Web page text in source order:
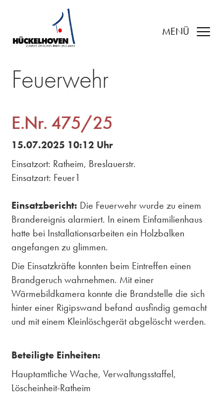
MENÜ
Feuerwehr
E.Nr. 475/25
15.07.2025 10:12 Uhr
Einsatzort: Ratheim, Breslauerstr.
Einsatzart: Feuer1
Einsatzbericht: Die Feuerwehr wurde zu einem
Brandereignis alarmiert. In einem Einfamilienhaus
hatte bei Installationsarbeiten ein Holzbalken
angefangen zu glimmen.
Die Einsatzkräfte konnten beim Eintreffen einen
Brandgeruch wahrnehmen. Mit einer
Wärmebildkamera konnte die Brandstelle die sich
hinter einer Rigipswand befand ausfindig gemacht
und mit einem Kleinlöschgerät abgelöscht werden.
Beteiligte Einheiten:
Hauptamtliche Wache, Verwaltungsstaffel,
Löscheinheit-Ratheim